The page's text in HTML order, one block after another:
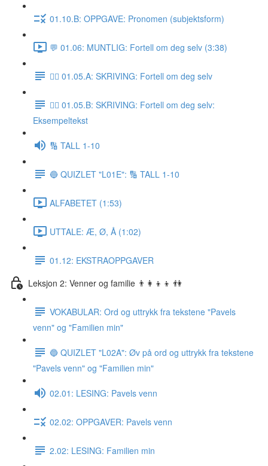
01.10.B: OPPGAVE: Pronomen (subjektsform)
💬 01.06: MUNTLIG: Fortell om deg selv (3:38)
✍🏼 01.05.A: SKRIVING: Fortell om deg selv
✍🏼 01.05.B: SKRIVING: Fortell om deg selv:
Eksempeltekst
🔢 TALL 1-10
🔵 QUIZLET "L01E": 🔢 TALL 1-10
ALFABETET (1:53)
UTTALE: Æ, Ø, Å (1:02)
01.12: EKSTRAOPPGAVER
Leksjon 2: Venner og familie 👨‍👩‍👦‍👦 👫
VOKABULAR: Ord og uttrykk fra tekstene "Pavels
venn" og "Familien min"
🔵 QUIZLET "L02A": Øv på ord og uttrykk fra tekstene
"Pavels venn" og "Familien min"
02.01: LESING: Pavels venn
02.02: OPPGAVER: Pavels venn
2.02: LESING: Familien min